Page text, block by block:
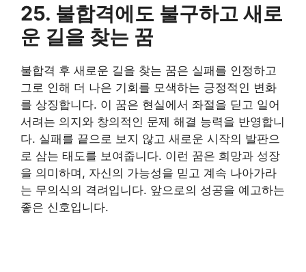
25. 불합격에도 불구하고 새로
운 길을 찾는 꿈
불합격 후 새로운 길을 찾는 꿈은 실패를 인정하고
그로 인해 더 나은 기회를 모색하는 긍정적인 변화
를 상징합니다. 이 꿈은 현실에서 좌절을 딛고 일어
서려는 의지와 창의적인 문제 해결 능력을 반영합니
다. 실패를 끝으로 보지 않고 새로운 시작의 발판으
로 삼는 태도를 보여줍니다. 이런 꿈은 희망과 성장
을 의미하며, 자신의 가능성을 믿고 계속 나아가라
는 무의식의 격려입니다. 앞으로의 성공을 예고하는
좋은 신호입니다.